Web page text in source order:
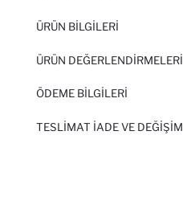
ÜRÜN BILGILERI
ÜRÜN DEĞERLENDİRMELERİ
ÖDEME BİLGİLERİ
TESLIMAT İADE VE DEĞIŞIM